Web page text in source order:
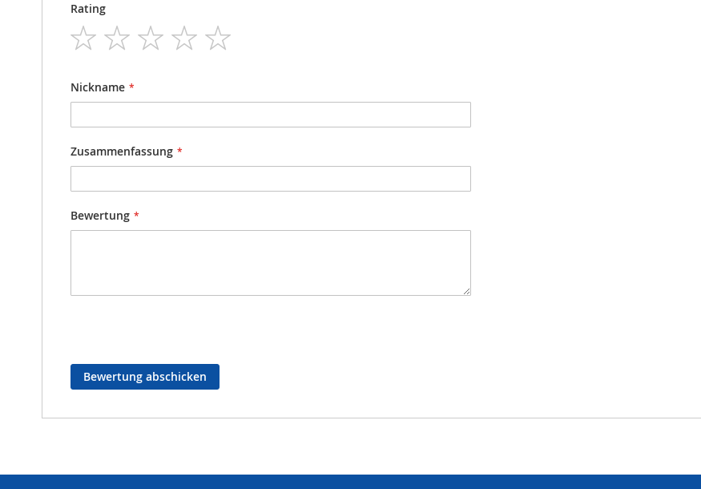
Rating
1
star
2
stars
3
stars
4
stars
Nickname
Zusammenfassung
Bewertung
Bewertung abschicken